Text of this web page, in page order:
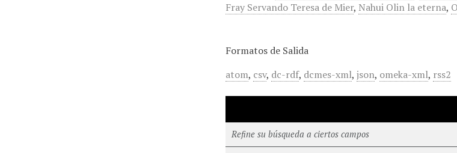
Fray Servando Teresa de Mier, Nahui Olin la eterna,
Formatos de Salida
atom, csv, dc-rdf, dcmes-xml,json, omeka-xml, rss2
Refine su búsqueda a ciertos campos